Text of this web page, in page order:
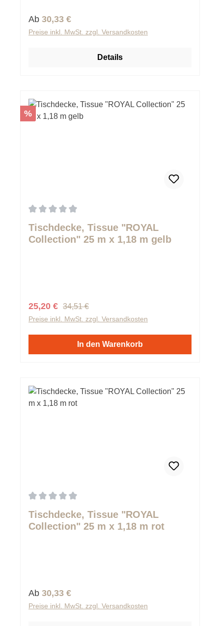
Regulärer Preis:
Ab 30,33 €
Preise inkl. MwSt. zzgl. Versandkosten
Details
Rabatt
%
Tischdecke, Tissue "ROYAL
Collection" 25 m x 1,18 m gelb
Verkaufspreis:
25,20 € Regulärer Preis:
34,51 €
Preise inkl. MwSt. zzgl. Versandkosten
In den Warenkorb
Tischdecke, Tissue "ROYAL
Collection" 25 m x 1,18 m rot
Regulärer Preis:
Ab 30,33 €
Preise inkl. MwSt. zzgl. Versandkosten